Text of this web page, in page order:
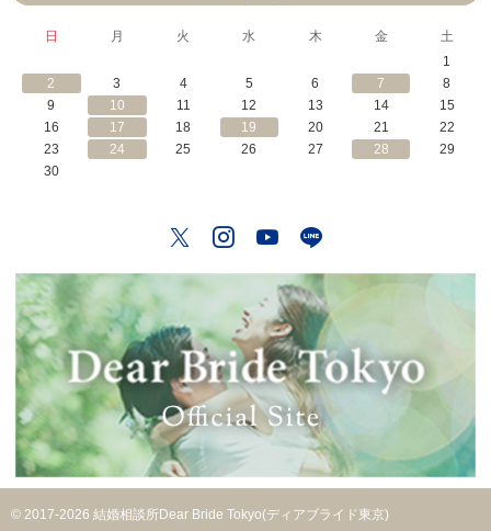
日 月 火 水 木 金
土
1
2
3 4 5 6 7
8
9
10 11 12 13 14
15
16
17 18 19 20 21
22
23
24 25 26 27 28
29
30
TwitterInstagram
YouTube
© 2017-2026 結婚相談所Dear Bride Tokyo(ディアブライド東京)